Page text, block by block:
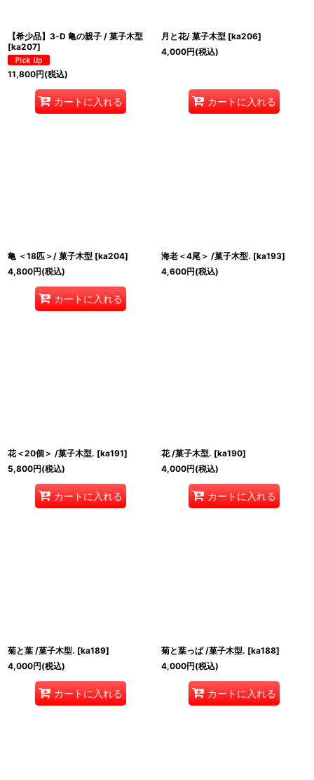
【希少品】3-D 亀の親子 / 菓子木型
[ka207]
11,800円(税込)
カートに入れる
月と花/ 菓子木型 [ka206]
4,000円(税込)
カートに入れる
亀 ＜18匹＞/ 菓子木型 [ka204]
4,800円(税込)
カートに入れる
海老＜4尾＞ /菓子木型. [ka193]
4,600円(税込)
花＜20個＞ /菓子木型. [ka191]
5,800円(税込)
カートに入れる
花 /菓子木型. [ka190]
4,000円(税込)
カートに入れる
菊と葉 /菓子木型. [ka189]
4,000円(税込)
カートに入れる
菊と葉っぱ /菓子木型. [ka188]
4,000円(税込)
カートに入れる